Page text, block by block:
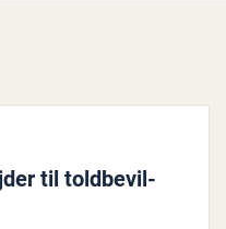
til told­be­vil­